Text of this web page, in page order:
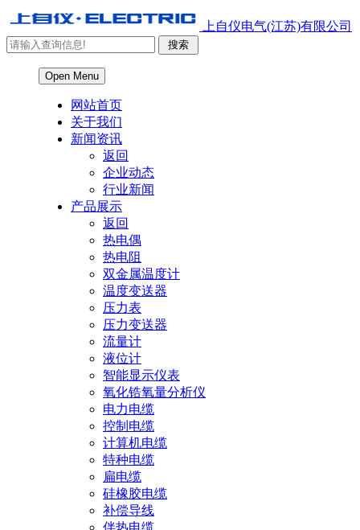
上自仪电气(江苏)有限公司
Open Menu
网站首页
关于我们
新闻资讯
返回
企业动态
行业新闻
产品展示
返回
热电偶
热电阻
双金属温度计
温度变送器
压力表
压力变送器
流量计
液位计
智能显示仪表
氧化锆氧量分析仪
电力电缆
控制电缆
计算机电缆
特种电缆
扁电缆
硅橡胶电缆
补偿导线
伴热电缆